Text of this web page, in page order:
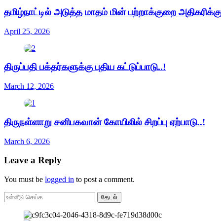
தமிழ்நாட்டில் அடுத்த மாதம் மின் பற்றாக்குறை
April 25, 2026
திருப்பதி பக்தர்களுக்கு புதிய கட்டுப்பாடு..!
March 12, 2026
திருநள்ளாறு சனிபகவான் கோயிலில் சிறப்பு ஏற்பாடு..!
March 6, 2026
Leave a Reply
You must be logged in to post a comment.
தேடல்